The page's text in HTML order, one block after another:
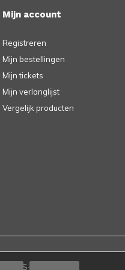
Mijn account
Registreren
Mijn bestellingen
Mijn tickets
Mijn verlanglijst
Vergelijk producten
RSS-feed